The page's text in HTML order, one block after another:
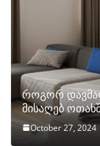
როგორ
მისაღებ
October 27, 2024